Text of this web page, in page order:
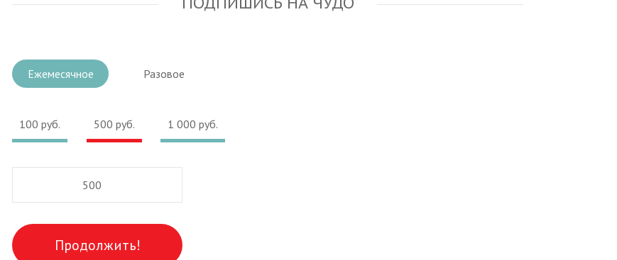
Ежемесячное Разовое
100 руб. 500 руб. 1 000 руб.
Продолжить!